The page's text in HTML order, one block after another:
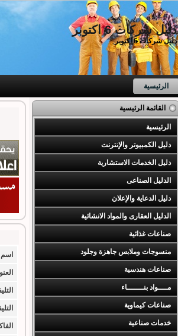
دليل شركات 6 اكتوبر
دليل شركات 6 اكتوبر
الرئيسية
القائمة الرئيسية
الرئيسية
دليل الكمبيوتر والإنترنت
دليل الخدمات الاستشارية
الدليل الصناعى
دليل الدعاية والإعلان
الدليل العقارى والمواد الانشائية
صناعات غذائية
منسوجات وملابس جاهزة وجلود
صناعات هندسية
مــــواد بنـــــــاء
صناعات كيماوية
خدمات صناعية